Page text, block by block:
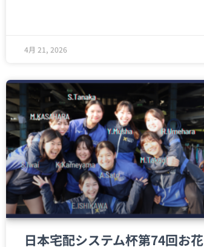
4月 21, 2026
日本宅配システム杯第74回お花